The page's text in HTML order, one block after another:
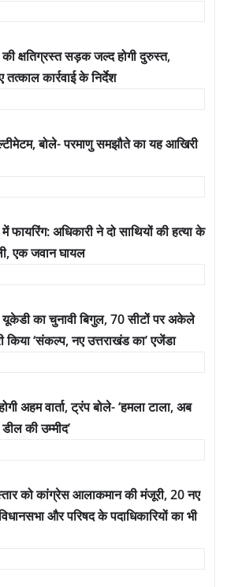
क्षतिग्रस्त सड़क जल्द होगी दुरुस्त,
तत्काल कार्रवाई के निर्देश
बोले- परमाणु समझौते का यह आखिरी
अधिकारी ने दो साथियों की हत्या के
एक जवान घायल
का चुनावी बिगुल, 70 सीटों पर अकेले
‘संकल्प, नए उत्तराखंड का’ एजेंडा
अहम वार्ता, ट्रंप बोले- ‘हमला टाला, अब
की उम्मीद’
को कांग्रेस आलाकमान की मंजूरी, 20 नए
और परिषद के पदाधिकारियों का भी